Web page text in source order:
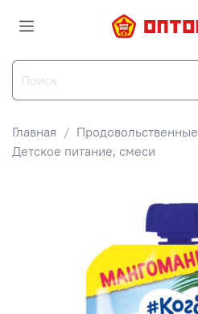
Главная
Продовольственные
Детское питание, смеси